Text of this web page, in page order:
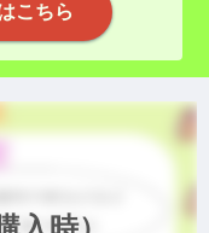
こちら